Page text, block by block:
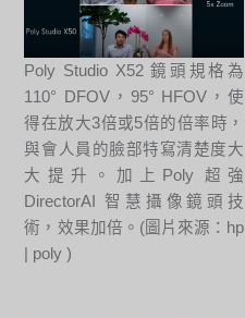
Poly Studio X52 鏡頭規格為
110° DFOV，95° HFOV，使
得在放大3倍或5倍的倍率時，
與會人員的臉部特寫清楚度大
大提升。加上Poly 超強
DirectorAI 智慧攝像鏡頭技
術，效果加倍。(圖片來源：hp
| poly )